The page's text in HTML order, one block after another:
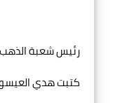
رئيس شعبة الذهب: انخفاض
كتبت هدي